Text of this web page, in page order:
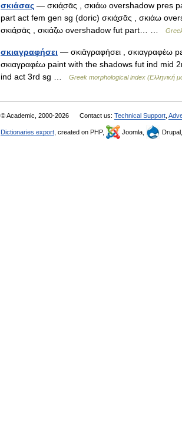
σκιάσας — σκιά̱σᾱς , σκιάω overshadow pres
part act fem gen sg (doric) σκιά̱σᾱς , σκιάω
σκιά̱σᾱς , σκιάζω overshadow fut part… …
σκιαγραφήσει — σκιᾱγραφήσει , σκιαγραφέω
σκιαγραφέω paint with the shadows fut ind mid
ind act 3rd sg …
Greek morphological index (Ελληνική
© Academic, 2000-2026 Contact us: Technical Support
Dictionaries export , created on PHP, Joomla, Drupal,